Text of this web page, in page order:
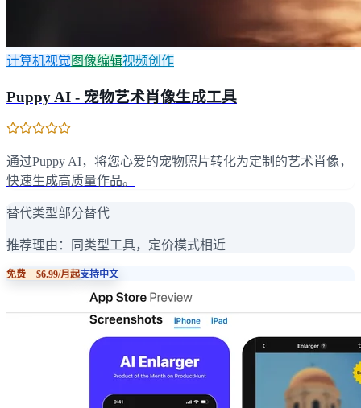
计算机视觉 图像编辑视频创作
Puppy AI - 宠物艺术肖像生成工具
通过Puppy AI，将您心爱的宠物照片转化为定制的艺术肖像，
快速生成高质量作品。
替代类型部分替代
推荐理由： 同类型工具，定价模式相近
免费 + $6.99/月起支持中文